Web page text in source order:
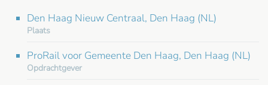
Den Haag Nieuw Centraal, Den Haag (NL)
Plaats
ProRail voor Gemeente Den Haag, Den Haag (NL)
Opdrachtgever